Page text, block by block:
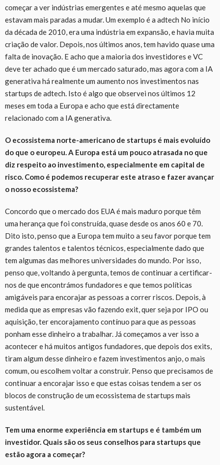
começar a ver indústrias emergentes e até mesmo aquelas que
estavam mais paradas a mudar. Um exemplo é a adtech No início
da década de 2010, era uma indústria em expansão, e havia muita
criação de valor. Depois, nos últimos anos, tem havido quase uma
falta de inovação. E acho que a maioria dos investidores e VC
deve ter achado que é um mercado saturado, mas agora com a IA
generativa há realmente um aumento nos investimentos nas
startups de adtech. Isto é algo que observei nos últimos 12
meses em toda a Europa e acho que está directamente
relacionado com a IA generativa.
O ecossistema norte-americano de startups é mais evoluído
do que o europeu. A Europa está um pouco atrasada no que
diz respeito ao investimento, especialmente em capital de
risco. Como é podemos recuperar este atraso e fazer avançar
o nosso ecossistema?
Concordo que o mercado dos EUA é mais maduro porque têm
uma herança que foi construída, quase desde os anos 60 e 70.
Dito isto, penso que a Europa tem muito a seu favor porque tem
grandes talentos e talentos técnicos, especialmente dado que
tem algumas das melhores universidades do mundo. Por isso,
penso que, voltando à pergunta, temos de continuar a certificar-
nos de que encontrámos fundadores e que temos políticas
amigáveis para encorajar as pessoas a correr riscos. Depois, à
medida que as empresas vão fazendo exit, quer seja por IPO ou
aquisição, ter encorajamento contínuo para que as pessoas
ponham esse dinheiro a trabalhar. Já começamos a ver isso a
acontecer e há muitos antigos fundadores, que depois dos exits,
tiram algum desse dinheiro e fazem investimentos anjo, o mais
comum, ou escolhem voltar a construir. Penso que precisamos de
continuar a encorajar isso e que estas coisas tendem a ser os
blocos de construção de um ecossistema de startups mais
sustentável.
Tem uma enorme experiência em startups e é também um
investidor. Quais são os seus conselhos para startups que
estão agora a começar?